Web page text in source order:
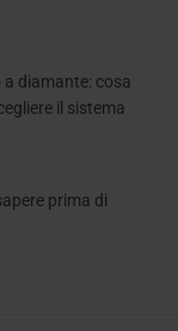
diamante: cosa
il sistema
prima di